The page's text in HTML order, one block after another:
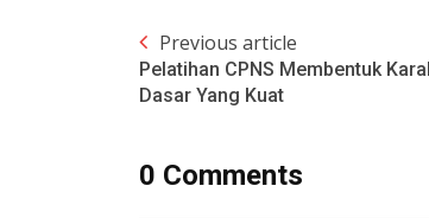
Previous article
Pelatihan CPNS Membentuk
Dasar Yang Kuat
0 Comments